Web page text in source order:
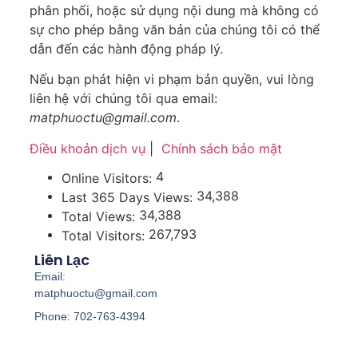
phân phối, hoặc sử dụng nội dung mà không có
sự cho phép bằng văn bản của chúng tôi có thể
dẫn đến các hành động pháp lý.
Nếu bạn phát hiện vi phạm bản quyền, vui lòng
liên hệ với chúng tôi qua email:
matphuoctu@gmail.com.
Điều khoản dịch vụ
Chính sách bảo mật
Online Visitors: 4
Last 365 Days Views: 34,388
Total Views: 34,388
Total Visitors: 267,793
Liên Lạc
Email:
matphuoctu@gmail.com
Phone: 702-763-4394